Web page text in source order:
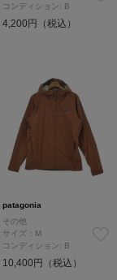
コンディション: B
4,200円（税込）
patagonia
その他
サイズ：M
コンディション: B
10,400円（税込）